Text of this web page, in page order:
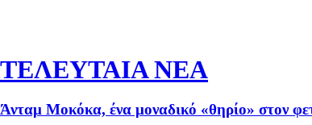
ΤΕΛΕΥΤΑΙΑ ΝΕΑ
Άνταμ Μοκόκα, ένα μοναδικό «θηρίο» στον